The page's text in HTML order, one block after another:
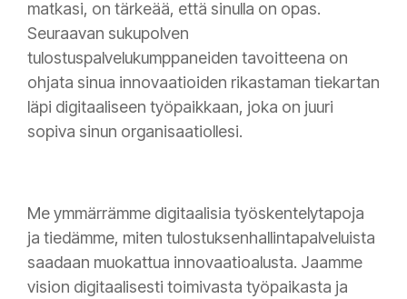
matkasi, on tärkeää, että sinulla on opas.
Seuraavan sukupolven
tulostuspalvelukumppaneiden tavoitteena on
ohjata sinua innovaatioiden rikastaman tiekartan
läpi digitaaliseen työpaikkaan, joka on juuri
sopiva sinun organisaatiollesi.
Me ymmärrämme digitaalisia työskentelytapoja
ja tiedämme, miten tulostuksenhallintapalveluista
saadaan muokattua innovaatioalusta. Jaamme
vision digitaalisesti toimivasta työpaikasta ja